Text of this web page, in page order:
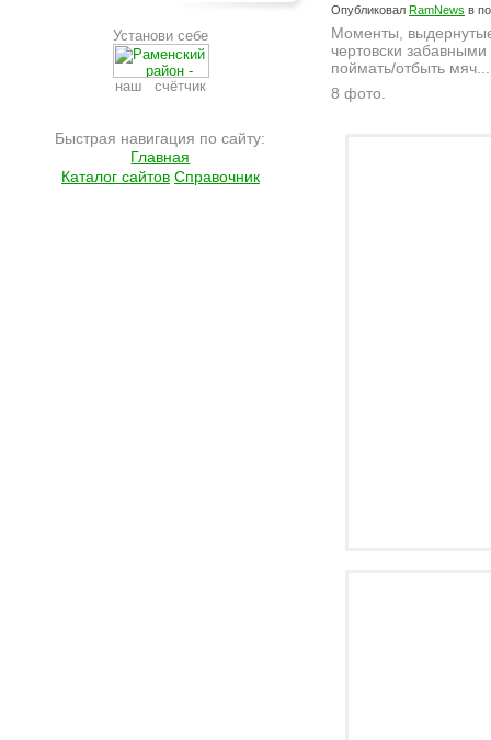
Установи себе
наш счётчик
Быстрая навигация по сайту:
Главная
Каталог сайтов Справочник
Опубликовал RamNews в
Моменты,
чертовски
поймать/отбыть мяч...
8 фото.